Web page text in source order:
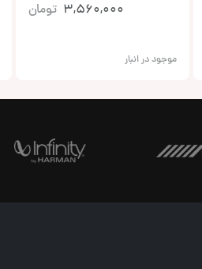
3,560,000 تومان
موجود در انبار